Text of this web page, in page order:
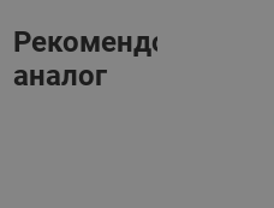
Рекомендованный
аналог